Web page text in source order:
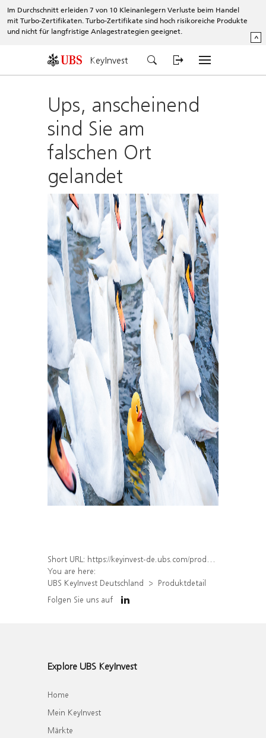
Im Durchschnitt erleiden 7 von 10 Kleinanlegern Verluste beim Handel
mit Turbo-Zertifikaten. Turbo-Zertifikate sind hoch risikoreiche Produkte
und nicht für langfristige Anlagestrategien geeignet.
^
KeyInvest
Ups, anscheinend
sind Sie am
falschen Ort
gelandet
Short URL: https://keyinvest-de.ubs.com/produkt/detail/index/isin/DE000WA6S119
You are here:
UBS KeyInvest Deutschland
Produktdetail
Folgen Sie uns auf
Explore UBS KeyInvest
Home
Mein KeyInvest
Märkte